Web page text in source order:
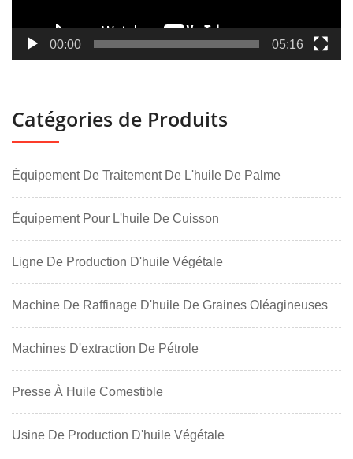
00:00 05:16
Catégories de Produits
Équipement De Traitement De L'huile De Palme
Équipement Pour L'huile De Cuisson
Ligne De Production D'huile Végétale
Machine De Raffinage D'huile De Graines Oléagineuses
Machines D'extraction De Pétrole
Presse À Huile Comestible
Usine De Production D'huile Végétale